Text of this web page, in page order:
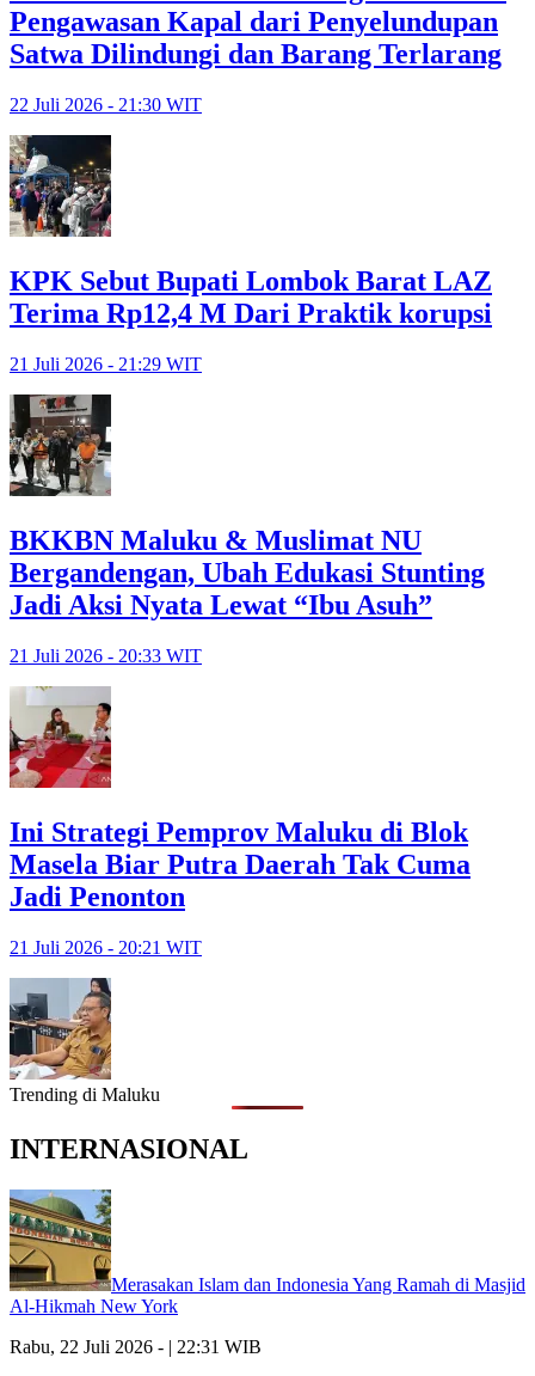
Pengawasan Kapal dari Penyelundupan
Satwa Dilindungi dan Barang Terlarang
22 Juli 2026 - 21:30 WIT
KPK Sebut Bupati Lombok Barat LAZ
Terima Rp12,4 M Dari Praktik korupsi
21 Juli 2026 - 21:29 WIT
BKKBN Maluku & Muslimat NU
Bergandengan, Ubah Edukasi Stunting
Jadi Aksi Nyata Lewat “Ibu Asuh”
21 Juli 2026 - 20:33 WIT
Ini Strategi Pemprov Maluku di Blok
Masela Biar Putra Daerah Tak Cuma
Jadi Penonton
21 Juli 2026 - 20:21 WIT
Trending di Maluku
INTERNASIONAL
Merasakan Islam dan Indonesia Yang Ramah di Masjid
Al-Hikmah New York
Rabu, 22 Juli 2026 - | 22:31 WIB